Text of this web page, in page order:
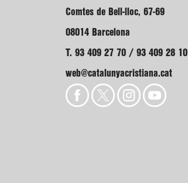
Comtes de Bell-lloc, 67-69
08014 Barcelona
T. 93 409 27 70 / 93 409 28 10
web@catalunyacristiana.cat